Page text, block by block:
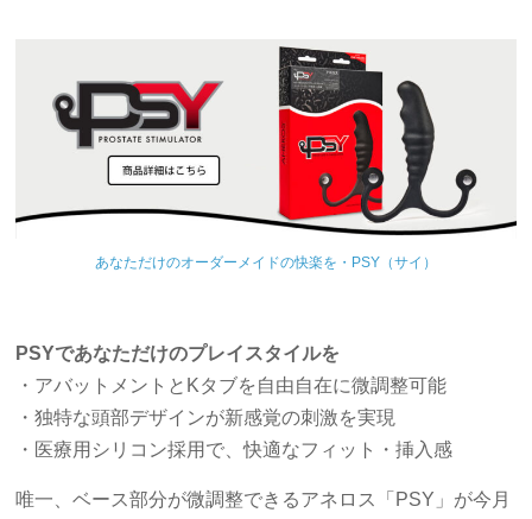
あなただけのオーダーメイドの快楽を・PSY（サイ）
PSYであなただけのプレイスタイルを
・アバットメントとKタブを自由自在に微調整可能
・独特な頭部デザインが新感覚の刺激を実現
・医療用シリコン採用で、快適なフィット・挿入感
唯一、ベース部分が微調整できるアネロス「PSY」が今月